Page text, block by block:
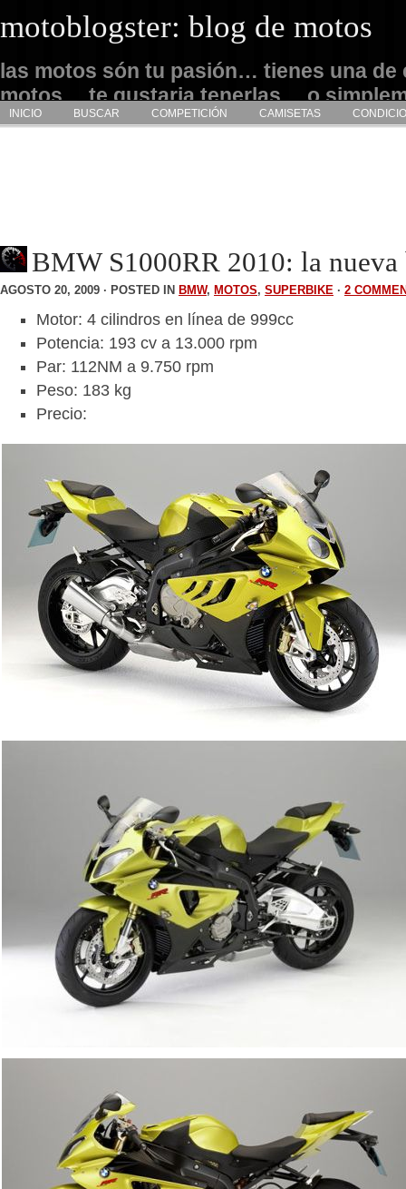
motoblogster: blog de motos
las motos són tu pasión… tienes una de
motos… te gustaria tenerlas… o
admirarlas… este es tu sitio
INICIO BUSCAR COMPETICIÓN CAMISETAS
BMW S1000RR 2010: la nueva
AGOSTO 20, 2009 · POSTED IN BMW, MOTOS, SUPERBIKE · 2
Motor: 4 cilindros en línea de 999cc
Potencia: 193 cv a 13.000 rpm
Par: 112NM a 9.750 rpm
Peso: 183 kg
Precio: